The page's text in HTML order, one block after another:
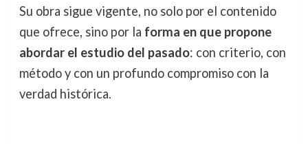
Su obra sigue vigente, no solo por el contenido
que ofrece, sino por la forma en que propone
abordar el estudio del pasado: con criterio, con
método y con un profundo compromiso con la
verdad histórica.